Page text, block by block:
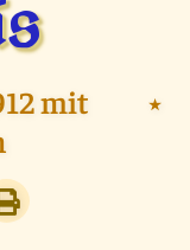
mit
⭑